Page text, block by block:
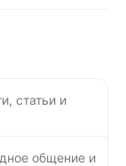
статьи и
общение и